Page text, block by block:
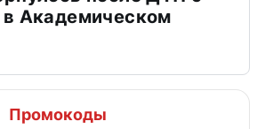
в Академическом
Промокоды